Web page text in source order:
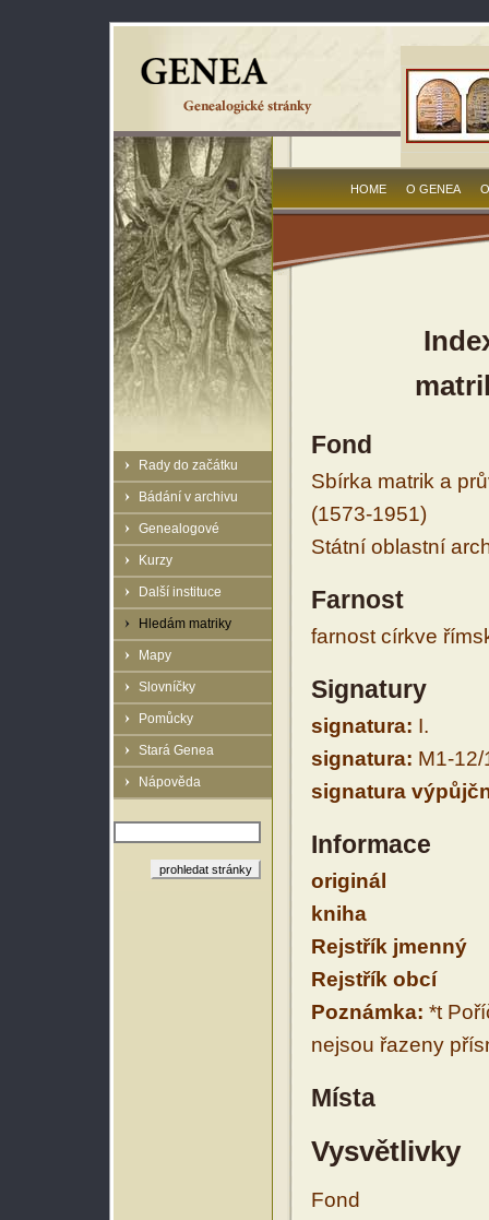
Rady do začátku
Bádání v archivu
Genealogové
Kurzy
Další instituce
Hledám matriky
Mapy
Slovníčky
Pomůcky
Stará Genea
Nápověda
HOME O GENEA
Fond
Sbírka matrik a
(1573-1951)
Státní oblastní
Farnost
farnost církve
Signatury
signatura: I.
signatura: M1-12/
signatura
Informace
originál
kniha
Rejstřík jmenný
Rejstřík obcí
Poznámka: *t
nejsou řazeny
Místa
Vysvětlivky
Fond